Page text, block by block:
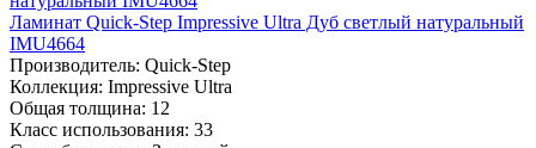
Ламинат Quick-Step Impressive Ultra Дуб светлый натуральный
IMU4664
Производитель: Quick-Step
Коллекция: Impressive Ultra
Общая толщина: 12
Класс использования: 33